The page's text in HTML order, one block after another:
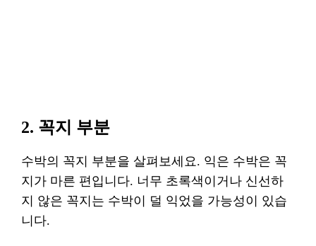
2. 꼭지 부분
수박의 꼭지 부분을 살펴보세요. 익은 수박은 꼭
지가 마른 편입니다. 너무 초록색이거나 신선하
지 않은 꼭지는 수박이 덜 익었을 가능성이 있습
니다.